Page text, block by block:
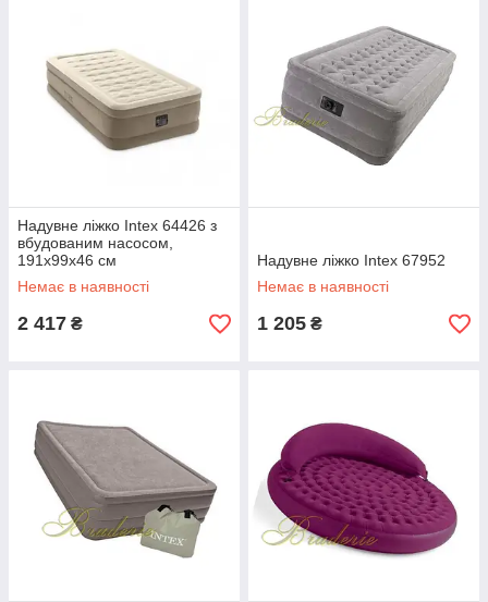
Надувне ліжко Intex 64426 з
вбудованим насосом,
191х99х46 см
Немає в наявності
2 417 ₴
Надувне ліжко Intex 67952
Немає в наявності
1 205 ₴